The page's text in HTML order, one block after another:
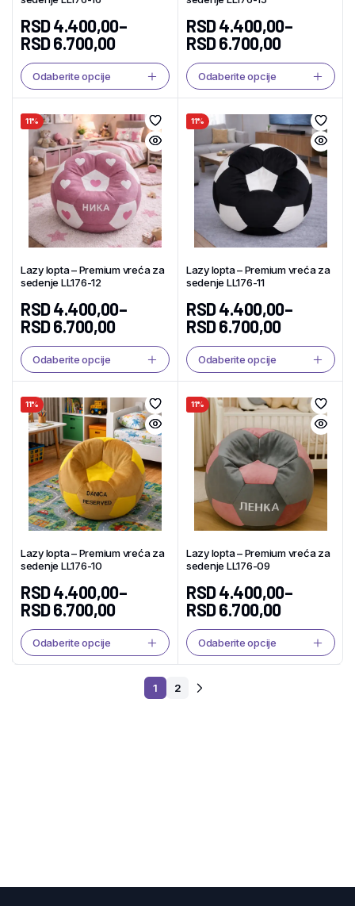
RSD4.400,00–
RSD6.700,00
Odaberite opcije
RSD4.400,00–
RSD6.700,00
Odaberite opcije
11%
Lazy lopta – Premium vreća za
sedenje LL176-12
RSD4.400,00–
RSD6.700,00
Odaberite opcije
11%
Lazy lopta – Premium vreća za
sedenje LL176-11
RSD4.400,00–
RSD6.700,00
Odaberite opcije
11%
Lazy lopta – Premium vreća za
sedenje LL176-10
RSD4.400,00–
RSD6.700,00
Odaberite opcije
11%
Lazy lopta – Premium vreća za
sedenje LL176-09
RSD4.400,00–
RSD6.700,00
Odaberite opcije
1 2